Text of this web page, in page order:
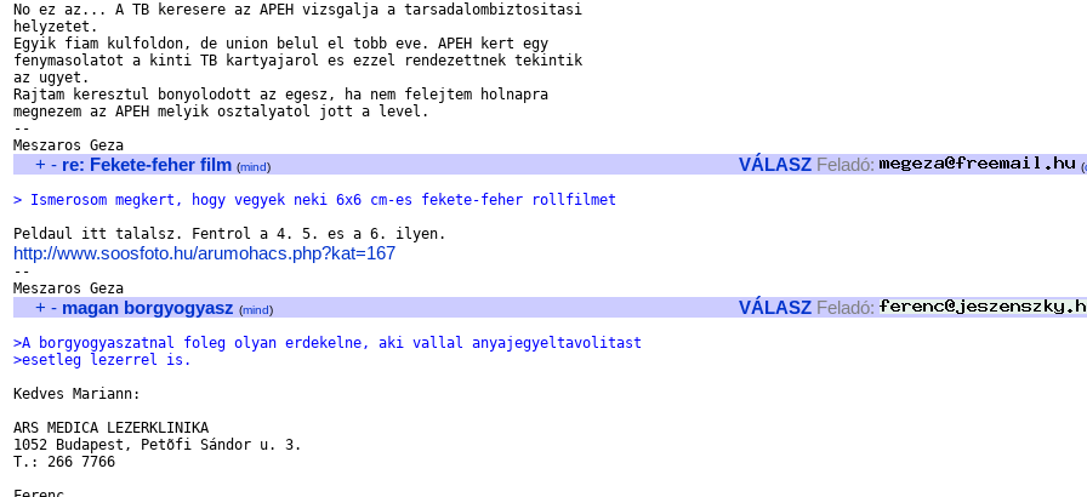
No ez az... A TB keresere az APEH vizsgalja a tarsadalombiztositasi
helyzetet.
Egyik fiam kulfoldon, de union belul el tobb eve. APEH kert egy
fenymasolatot a kinti TB kartyajarol es ezzel rendezettnek tekintik
az ugyet.
Rajtam keresztul bonyolodott az egesz, ha nem felejtem holnapra
megnezem az APEH melyik osztalyatol jott a level.
--
+ - re: Fekete-feher film (mind) VÁLASZ Feladó: (
> Ismerosom megkert, hogy vegyek neki 6x6 cm-es fekete-feher rollfilmet
http://www.soosfoto.hu/arumohacs.php?kat=167
--
+ - magan borgyogyasz (mind) VÁLASZ Feladó:
>A borgyogyaszatnal foleg olyan erdekelne, aki vallal anyajegyeltavolitast
>esetleg lezerrel is.
Kedves Mariann:
ARS MEDICA LEZERKLINIKA
1052 Budapest, Petõfi Sándor u. 3.
T.: 266 7766